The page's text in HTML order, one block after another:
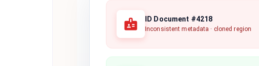
ID Document #4218
Inconsistent metadata · cloned region